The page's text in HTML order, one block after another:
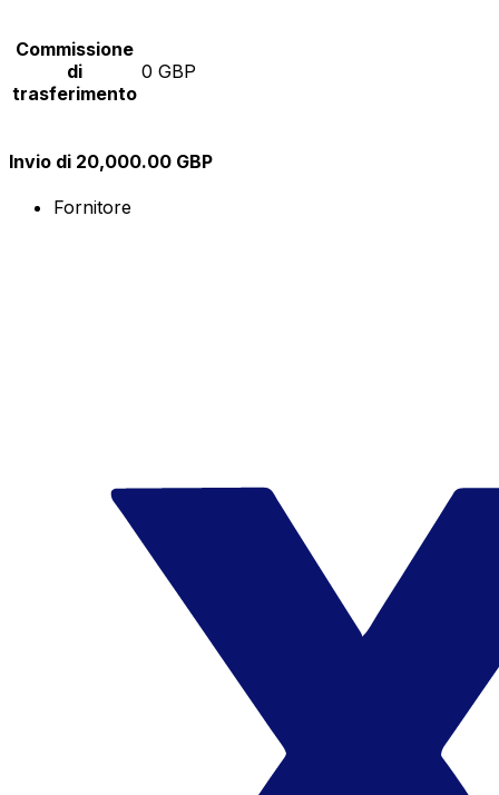
Commissione
di
trasferimento
0 GBP
Invio di 20,000.00 GBP
Fornitore